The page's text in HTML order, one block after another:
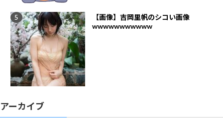
【画像】吉岡里帆のシコい画像
wwwwwwwwwww
アーカイブ